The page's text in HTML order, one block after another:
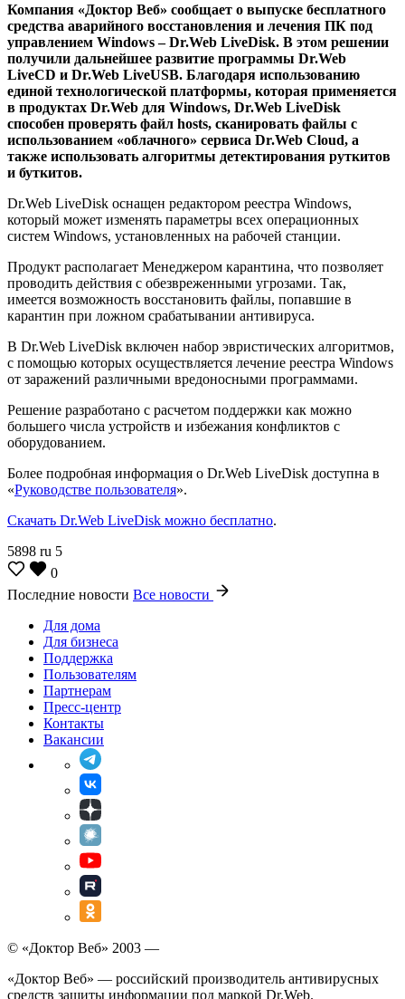
Компания «Доктор Веб» сообщает о выпуске бесплатного
средства аварийного восстановления и лечения ПК под
управлением Windows – Dr.Web LiveDisk. В этом решении
получили дальнейшее развитие программы Dr.Web
LiveCD и Dr.Web LiveUSB. Благодаря использованию
единой технологической платформы, которая применяется
в продуктах Dr.Web для Windows, Dr.Web LiveDisk
способен проверять файл hosts, сканировать файлы с
использованием «облачного» сервиса Dr.Web Cloud, а
также использовать алгоритмы детектирования руткитов
и буткитов.
Dr.Web LiveDisk оснащен редактором реестра Windows,
который может изменять параметры всех операционных
систем Windows, установленных на рабочей станции.
Продукт располагает Менеджером карантина, что позволяет
проводить действия с обезвреженными угрозами. Так,
имеется возможность восстановить файлы, попавшие в
карантин при ложном срабатывании антивируса.
В Dr.Web LiveDisk включен набор эвристических алгоритмов,
с помощью которых осуществляется лечение реестра Windows
от заражений различными вредоносными программами.
Решение разработано с расчетом поддержки как можно
большего числа устройств и избежания конфликтов с
оборудованием.
Более подробная информация о Dr.Web LiveDisk доступна в
«Руководстве пользователя».
Скачать Dr.Web LiveDisk можно бесплатно.
5898 ru 5
0
Последние новости Все новости
Для дома
Для бизнеса
Поддержка
Пользователям
Партнерам
Пресс-центр
Контакты
Вакансии
© «Доктор Веб» 2003 —
«Доктор Веб» — российский производитель антивирусных
средств защиты информации под маркой Dr.Web.